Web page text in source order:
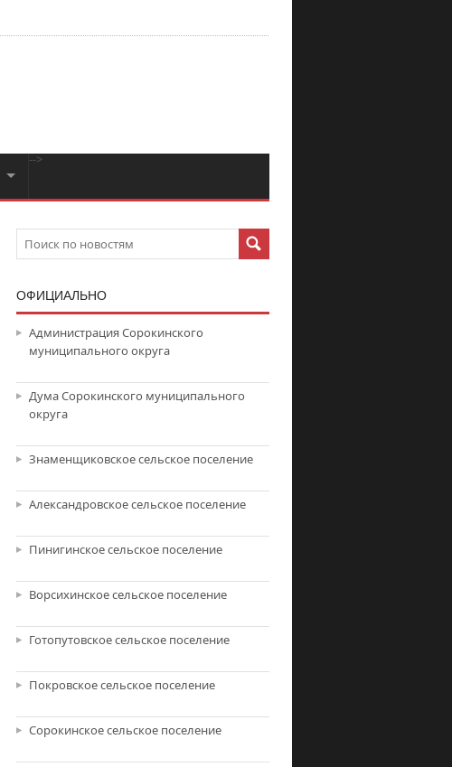
-->
ОФИЦИАЛЬНО
Администрация Сорокинского
муниципального округа
Дума Сорокинского муниципального
округа
Знаменщиковское сельское поселение
Александровское сельское поселение
Пинигинское сельское поселение
Ворсихинское сельское поселение
Готопутовское сельское поселение
Покровское сельское поселение
Сорокинское сельское поселение